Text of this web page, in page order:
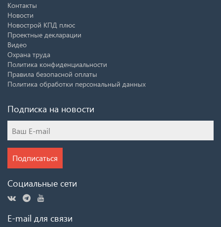
Контакты
Новости
Новострой КПД плюс
Проектные декларации
Видео
Охрана труда
Политика конфиденциальности
Правила безопасной оплаты
Политика обработки персональный данных
Подписка на новости
Подписаться
Социальные сети
E-mail для связи